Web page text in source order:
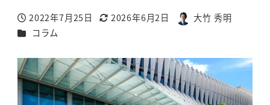
投稿日
2022年7月25日
更新日
2026年6月2日
著
大竹 秀明
カテゴリー
コラム